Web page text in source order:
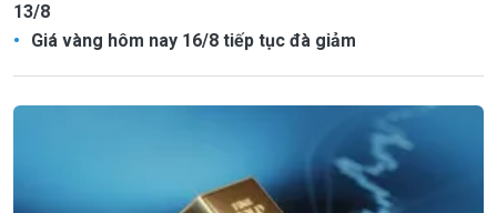
13/8
Giá vàng hôm nay 16/8 tiếp tục đà giảm